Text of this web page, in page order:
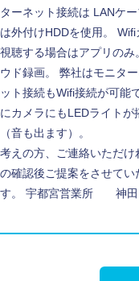
ターネット接続は LANケ
は外付けHDDを使用。
視聴する場合はアプリの
ウド録画。 弊社はモニタ
ット接続もWifi接続が可能
にカメラにもLEDライト
（音も出ます）。
お
考えの方、ご連絡いただ
の確認後ご提案をさせて
す。 宇都宮営業所 神田